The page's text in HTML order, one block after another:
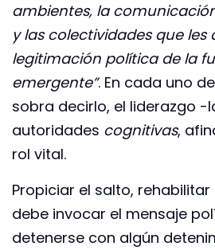
ambientes, la
y las colectividades que les
legitimación política de la
emergente”. En cada uno
sobra decirlo, el liderazgo -
autoridades cognitivas,
rol vital.
Propiciar el salto,
debe invocar el mensaje
detenerse con algún